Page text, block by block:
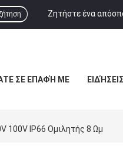
Ζητήστε ένα
ΣΕ ΕΠΑΦΉ ΜΕ ΕΙΔΉΣΕΙΣ
100V IP66 Ομιλητής 8 Ωμ